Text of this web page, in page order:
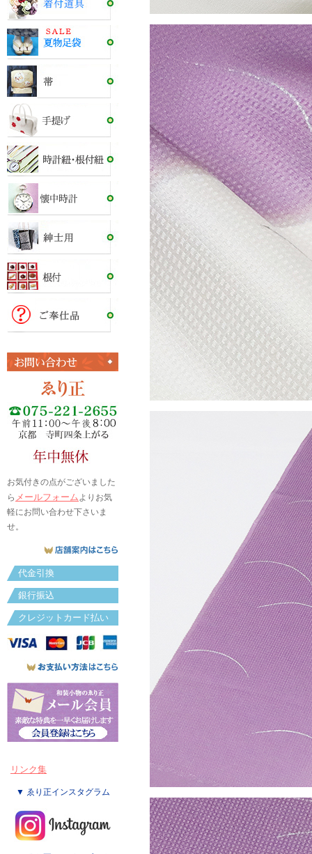
お気付きの点がございました
ら メールフォームよりお気
軽にお問い合わせ下さいま
せ。
代金引換
銀行振込
クレジットカード払い
リンク集
▼ ゑり正インスタグラム